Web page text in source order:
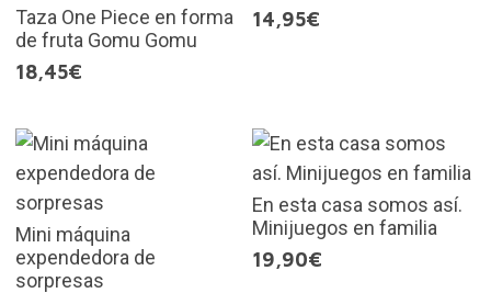
Taza One Piece en forma
de fruta Gomu Gomu
18,45€
14,95€
Mini máquina
expendedora de
sorpresas
En esta casa somos así.
Minijuegos en familia
19,90€